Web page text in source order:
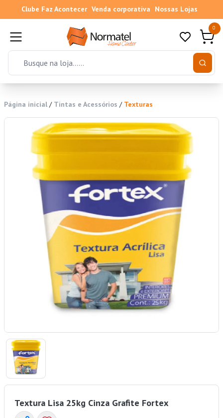
Clube Faz Acontecer Venda corporativa Nossas Lojas
0
Página inicial / Tintas e Acessórios / Texturas
Textura Lisa 25kg Cinza Grafite Fortex